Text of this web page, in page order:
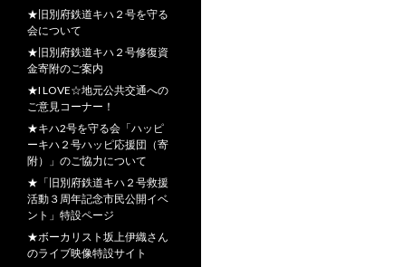
★旧別府鉄道キハ２号を守る
会について
★旧別府鉄道キハ２号修復資
金寄附のご案内
★I LOVE☆地元公共交通への
ご意見コーナー！
★キハ2号を守る会「ハッピ
ーキハ２号ハッピ応援団（寄
附）」のご協力について
★「旧別府鉄道キハ２号救援
活動３周年記念市民公開イベ
ント」特設ページ
★ボーカリスト坂上伊織さん
のライブ映像特設サイト